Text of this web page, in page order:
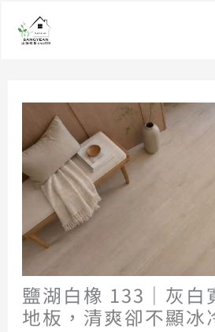
鹽湖白橡 133｜灰白
地板，清爽卻不顯冰